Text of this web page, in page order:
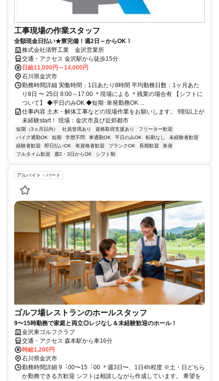
工事現場の作業スタッフ
全額現金日払い★寮完備！週2日～からOK！
株式会社清野工業 金沢営業所
交通・アクセス 金沢駅から徒歩15分
日給11,000円～14,000円
石川県金沢市
勤務時間詳細 実働時間：1日あたり8時間 平均勤務日数：1ヶ月あた
り8日 〜 25日 8:00～17:00 ＊現場による ＊残業の場合有 【シフトに
ついて】 ◆平日のみOK ◆短期･単発勤務OK ...
仕事内容 土木・解体工事などの現場作業をお願いします。 9割以上が
未経験start！ 現場：金沢市及び近郊都市
短期（3ヵ月以内） 社員登用あり 資格取得支援あり
フリーター歓迎
バイク通勤OK
短期 学歴不問 車通勤OK 平日のみOK 転勤なし
未経験者歓迎
経験者歓迎
即日払いOK 有資格者歓迎 ブランクOK 長期歓迎
単発
フルタイム歓迎
週2・3日からOK シフト制
アルバイト・パート
ゴルフ場レストランのホールスタッフ
9〜15時勤務で家庭と両立◎レジなし＆未経験歓迎のホール！
金沢東ゴルフクラブ
交通・アクセス 森本駅から車16分
時給1,200円
石川県金沢市
勤務時間詳細 9︓00〜15︓00 ＊週3⽇〜、1⽇4h程度 ※土・日どちら
か勤務できる方歓迎 シフトは相談しながら作成しています。 希望を